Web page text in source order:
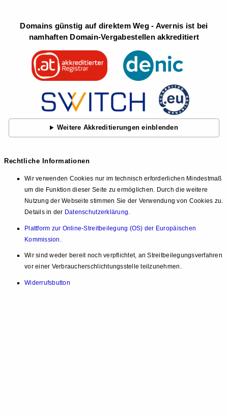
Domains günstig auf direktem Weg - Avernis ist bei
namhaften Domain-Vergabestellen akkreditiert
Weitere Akkreditierungen einblenden
Rechtliche Informationen
Wir verwenden Cookies nur im technisch erforderlichen Mindestmaß
um die Funktion dieser Seite zu ermöglichen. Durch die weitere
Nutzung der Webseite stimmen Sie der Verwendung von Cookies zu.
Details in der Datenschutzerklärung.
Plattform zur Online-Streitbeilegung (OS) der Europäischen
Kommission
Wir sind weder bereit noch verpflichtet, an Streitbeilegungsverfahren
vor einer Verbraucherschlichtungsstelle teilzunehmen.
Widerrufsbutton